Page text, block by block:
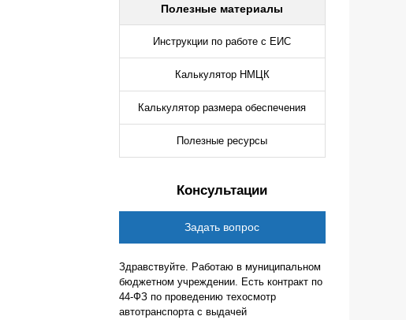
Полезные материалы
Инструкции по работе с ЕИС
Калькулятор НМЦК
Калькулятор размера обеспечения
Полезные ресурсы
Консультации
Задать вопрос
Здравствуйте. Работаю в муниципальном
бюджетном учреждении. Есть контракт по
44-ФЗ по проведению техосмотр
автотранспорта с выдачей